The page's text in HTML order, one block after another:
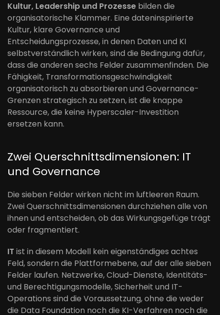
Kultur, Leadership und Prozesse bilden die
organisatorische Klammer. Eine dateninspirierte
Kultur, klare Governance und
Entscheidungsprozesse, in denen Daten und KI
selbstverständlich wirken, sind die Bedingung dafür,
dass die anderen sechs Felder zusammenfinden. Die
Fähigkeit, Transformationsgeschwindigkeit
organisatorisch zu absorbieren und Governance-
Grenzen strategisch zu setzen, ist die knappe
Ressource, die keine Hyperscaler-Investition
ersetzen kann.
Zwei Querschnittsdimensionen: IT
und Governance
Die sieben Felder wirken nicht im luftleeren Raum.
Zwei Querschnittsdimensionen durchziehen alle von
ihnen und entscheiden, ob das Wirkungsgefüge trägt
oder fragmentiert.
IT ist in diesem Modell kein eigenständiges achtes
Feld, sondern die Plattformebene, auf der alle sieben
Felder laufen. Netzwerke, Cloud-Dienste, Identitäts-
und Berechtigungsmodelle, Sicherheit und IT-
Operations sind die Voraussetzung, ohne die weder
die Data Foundation noch die KI-Verfahren noch die